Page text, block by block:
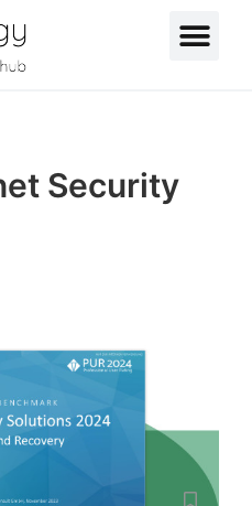
Security